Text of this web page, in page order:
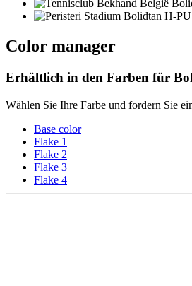
Color manager
Erhältlich in den Farben für
Wählen Sie Ihre Farbe und fordern Sie
Base color
Flake 1
Flake 2
Flake 3
Flake 4